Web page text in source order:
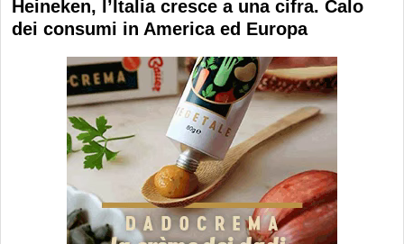
Heineken, l’Italia cresce a una cifra. Calo
dei consumi in America ed Europa